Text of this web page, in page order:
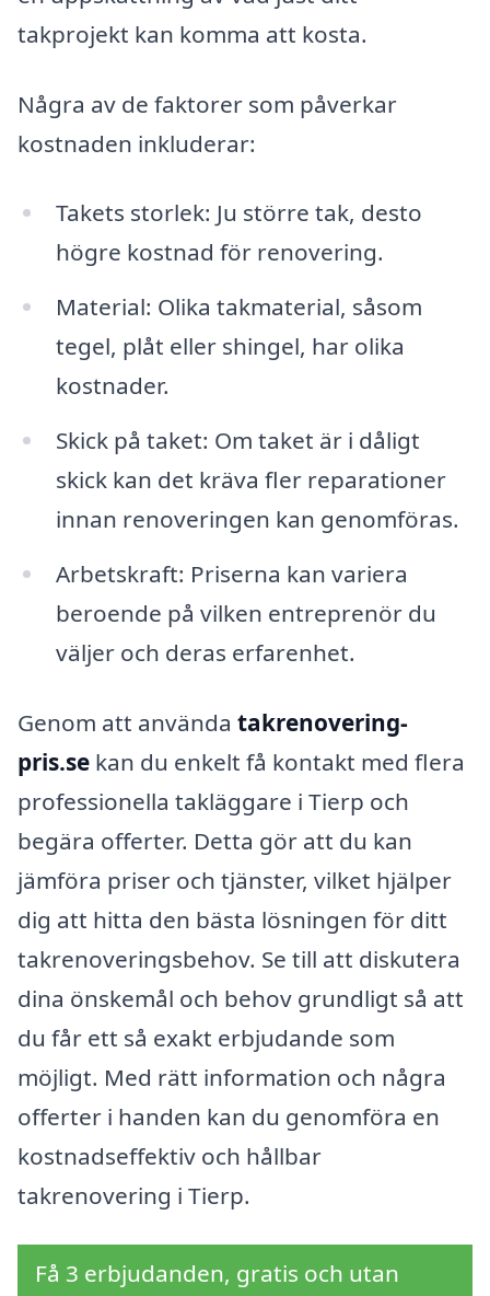
takprojekt kan komma att kosta.
Några av de faktorer som påverkar
kostnaden inkluderar:
Takets storlek: Ju större tak, desto
högre kostnad för renovering.
Material: Olika takmaterial, såsom
tegel, plåt eller shingel, har olika
kostnader.
Skick på taket: Om taket är i dåligt
skick kan det kräva fler reparationer
innan renoveringen kan genomföras.
Arbetskraft: Priserna kan variera
beroende på vilken entreprenör du
väljer och deras erfarenhet.
Genom att använda takrenovering-
pris.se kan du enkelt få kontakt med flera
professionella takläggare i Tierp och
begära offerter. Detta gör att du kan
jämföra priser och tjänster, vilket hjälper
dig att hitta den bästa lösningen för ditt
takrenoveringsbehov. Se till att diskutera
dina önskemål och behov grundligt så att
du får ett så exakt erbjudande som
möjligt. Med rätt information och några
offerter i handen kan du genomföra en
kostnadseffektiv och hållbar
takrenovering i Tierp.
Få 3 erbjudanden, gratis och utan